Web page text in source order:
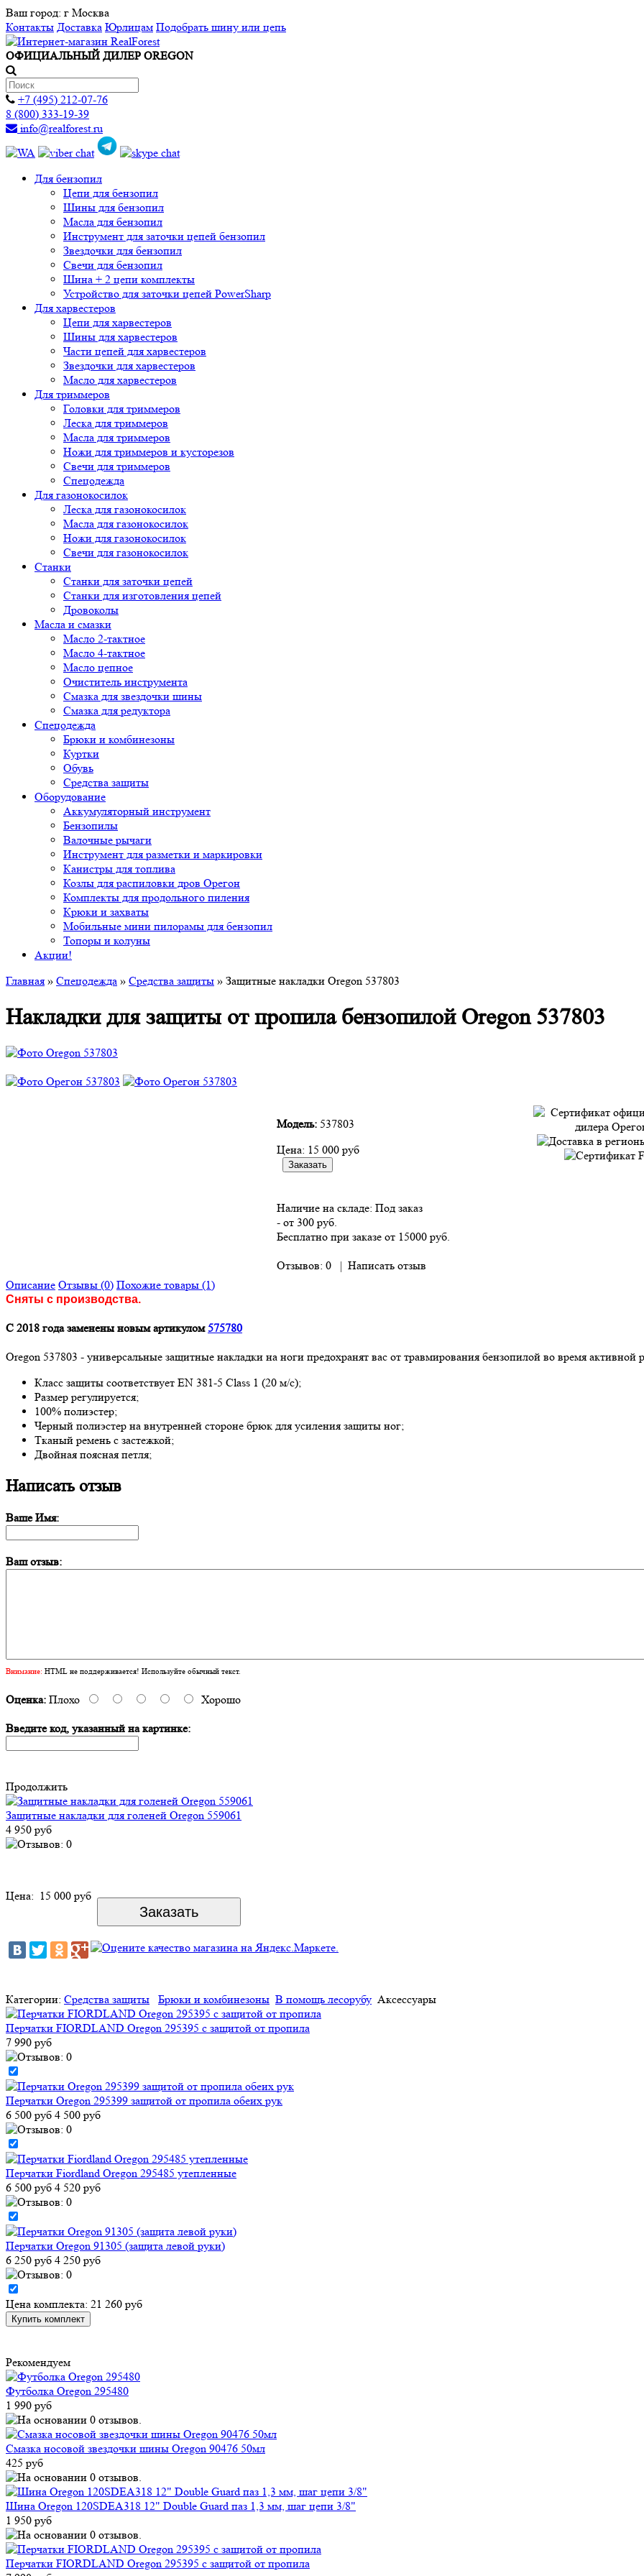
Ваш город: г Москва
Контакты Доставка Юрлицам Подобрать шину или цепь
ОФИЦИАЛЬНЫЙ ДИЛЕР OREGON
+7 (495) 212-07-76
8 (800) 333-19-39
info@realforest.ru
Для бензопил
Цепи для бензопил
Шины для бензопил
Масла для бензопил
Инструмент для заточки цепей бензопил
Звездочки для бензопил
Свечи для бензопил
Шина + 2 цепи комплекты
Устройство для заточки цепей PowerSharp
Для харвестеров
Цепи для харвестеров
Шины для харвестеров
Части цепей для харвестеров
Звездочки для харвестеров
Масло для харвестеров
Для триммеров
Головки для триммеров
Леска для триммеров
Масла для триммеров
Ножи для триммеров и кусторезов
Свечи для триммеров
Спецодежда
Для газонокосилок
Леска для газонокосилок
Масла для газонокосилок
Ножи для газонокосилок
Свечи для газонокосилок
Станки
Cтанки для заточки цепей
Станки для изготовления цепей
Дровоколы
Масла и смазки
Масло 2-тактное
Масло 4-тактное
Масло цепное
Очиститель инструмента
Смазка для звездочки шины
Смазка для редуктора
Спецодежда
Брюки и комбинезоны
Куртки
Обувь
Средства защиты
Оборудование
Аккумуляторный инструмент
Бензопилы
Валочные рычаги
Инструмент для разметки и маркировки
Канистры для топлива
Козлы для распиловки дров Орегон
Комплекты для продольного пиления
Крюки и захваты
Мобильные мини пилорамы для бензопил
Топоры и колуны
Акции!
Главная » Спецодежда » Средства защиты » Защитные накладки Oregon 537803
Накладки для защиты от пропила бензопилой Oregon 537803
Модель: 537803
Цена: 15 000 руб
Наличие на складе: Под заказ
- от 300 руб.
Бесплатно при заказе от 15000 руб.
Отзывов: 0 | Написать отзыв
Описание Отзывы (0) Похожие товары (1)
Сняты с производства.
С 2018 года заменены новым артикулом575780
Oregon 537803 - универсальные защитные накладки на ноги предохранят вас от травмирования бензопилой во время активной
Класс защиты соответствует EN 381-5 Class 1 (20 м/с);
Размер регулируется;
100% полиэстер;
Черный полиэстер на внутренней стороне брюк для усиления защиты ног;
Тканый ремень с застежкой;
Двойная поясная петля;
Написать отзыв
Ваше Имя:
Ваш отзыв:
Внимание: HTML не поддерживается! Используйте обычный текст.
Оценка: Плохо Хорошо
Введите код, указанный на картинке:
Продолжить
Защитные накладки для голеней Oregon 559061
4 950 руб
Цена: 15 000 руб
Категории: Средства защиты Брюки и комбинезоны В помощь лесорубу Аксессуары
Перчатки FIORDLAND Oregon 295395 с защитой от пропила
7 990 руб
Перчатки Oregon 295399 защитой от пропила обеих рук
6 500 руб 4 500 руб
Перчатки Fiordland Oregon 295485 утепленные
6 500 руб 4 520 руб
Перчатки Oregon 91305 (защита левой руки)
6 250 руб 4 250 руб
Цена комплекта: 21 260 руб
Рекомендуем
Футболка Oregon 295480
1 990 руб
Смазка носовой звездочки шины Oregon 90476 50мл
425 руб
Шина Oregon 120SDEA318 12" Double Guard паз 1,3 мм, шаг цепи 3/8"
1 950 руб
Перчатки FIORDLAND Oregon 295395 с защитой от пропила